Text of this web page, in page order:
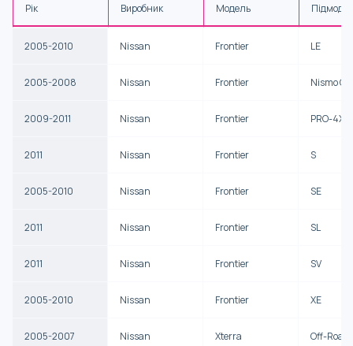
Рік Виробник Модель
2005-2010 Nissan Frontier LE
2005-2008 Nissan Frontier Nismo
2009-2011 Nissan Frontier PRO-4X
2011 Nissan Frontier S
2005-2010 Nissan Frontier SE
2011 Nissan Frontier SL
2011 Nissan Frontier SV
2005-2010 Nissan Frontier XE
2005-2007 Nissan Xterra Off-Road